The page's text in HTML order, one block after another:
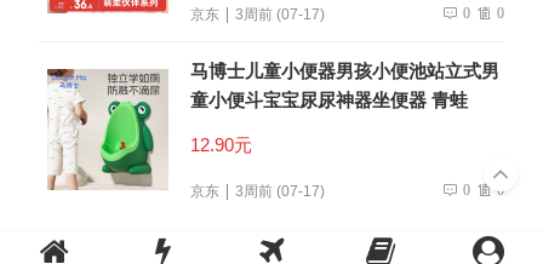
京东 3周前 (07-17) 0 0
马博士儿童小便器男孩小便池站立式男
童小便斗宝宝尿尿神器坐便器 青蛙
12.90元
京东 3周前 (07-17) 0 0